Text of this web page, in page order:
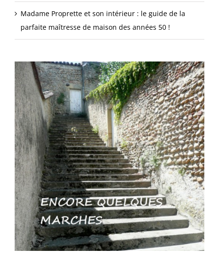
Madame Proprette et son intérieur : le guide de la
parfaite maîtresse de maison des années 50 !